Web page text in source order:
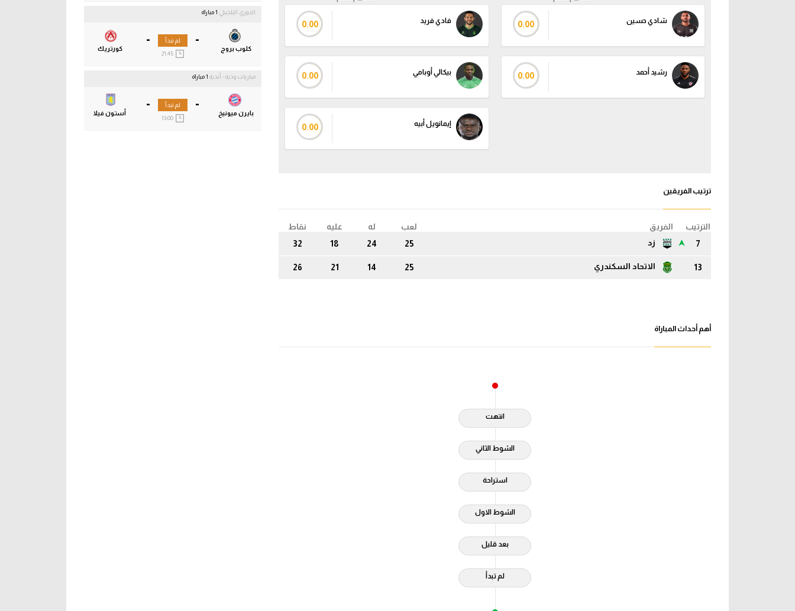
شادي حسين 0.00
رشيد أحمد 0.00
فادي فريد 0.00
بيكالي أوبامي 0.00
إيمانويل أبيه 0.00
ترتيب الفريقين
الترتيب الفريق لعب له عليه
نقاط
7
زد 25
24
18
32
13 الاتحاد السكندري 25
14
21
26
أهم أحداث المباراة
انتهت
الشوط الثاني
استراحة
الشوط الاول
بعد قليل
لم تبدأ
الدوري البلجيكي
-
كلوب بروج
-
كورتريك
لم تبدأ
مباريات ودية - أندية
-
بايرن ميونيخ
-
أستون فيلا
لم تبدأ